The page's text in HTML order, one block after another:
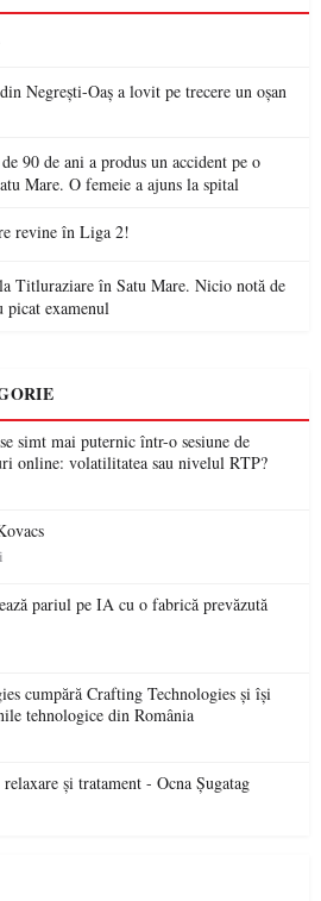
Negrești-Oaș a lovit pe trecere un oșan
90 de ani a produs un accident pe o
Mare. O femeie a ajuns la spital
revine în Liga 2!
Titluraziare în Satu Mare. Nicio notă de
picat examenul
simt mai puternic într-o sesiune de
online: volatilitatea sau nivelul RTP?
pariul pe IA cu o fabrică prevăzută
cumpără Crafting Technologies și își
tehnologice din România
relaxare și tratament - Ocna Șugatag